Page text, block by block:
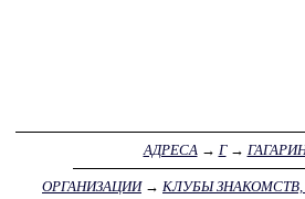
АДРЕСА→ Г→
ОРГАНИЗАЦИИ→ КЛУБЫ ЗНАКОМСТВ,